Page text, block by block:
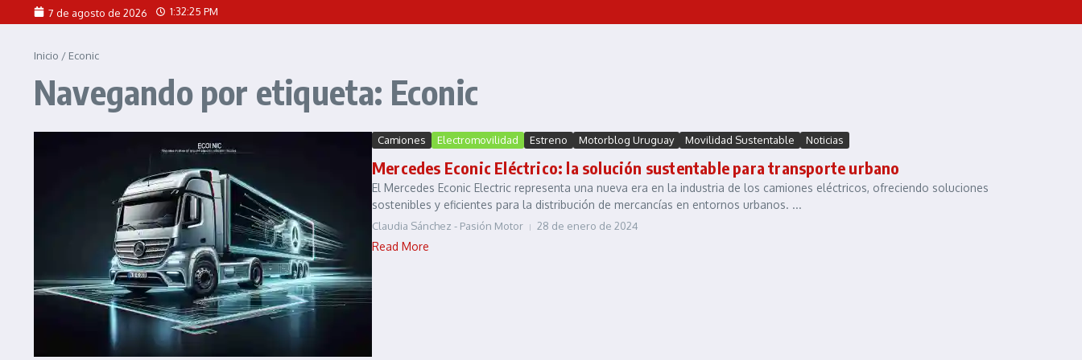
Saltar al contenido7 de agosto de 2026 1:32:25 PM
Inicio / Econic
Navegando por etiqueta: Econic
Camiones Electromovilidad Estreno Motorblog Uruguay Movilidad Sustentable Noticias
Mercedes Econic Eléctrico: la solución sustentable para transporte urbano
El Mercedes Econic Electric representa una nueva era en la industria de los camiones eléctricos, ofreciendo soluciones
sostenibles y eficientes para la distribución de mercancías en entornos urbanos. ...
Claudia Sánchez - Pasión Motor 28 de enero de 2024
Read More